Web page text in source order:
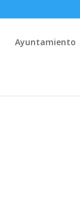
Ayuntamiento